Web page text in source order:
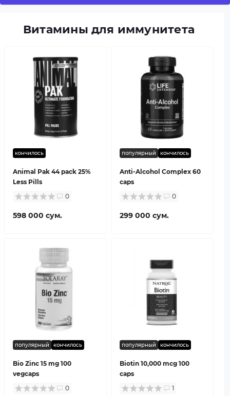
Витамины для иммунитета
кончилось
Animal Pak 44 pack 25%
Less Pills
0
598 000 сум.
популярный кончилось
Anti-Alcohol Complex 60
caps
0
299 000 сум.
популярный кончилось
Bio Zinc 15 mg 100
vegcaps
0
популярный кончилось
Biotin 10,000 mcg 100
caps
1